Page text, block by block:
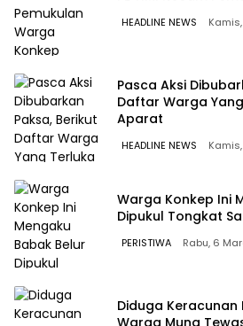
HEADLINE NEWS
Pasca Aksi
Daftar Warga
Aparat
HEADLINE NEWS
Warga Konkep Ini
Dipukul Tongkat
PERISTIWA Rabu, 6
Diduga Keracunan
Warga Muna